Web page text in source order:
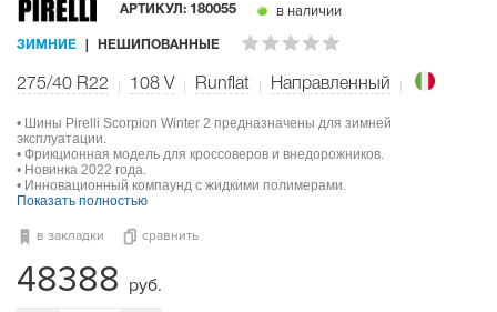
АРТИКУЛ: 180055 в наличии
ЗИМНИЕ НЕШИПОВАННЫЕ
275/40 R22 108 V Runflat Направленный
• Шины Pirelli Scorpion Winter 2 предназначены для зимней
эксплуатации.
• Фрикционная модель для кроссоверов и внедорожников.
• Новинка 2022 года.
• Инновационный компаунд с жидкими полимерами.
Показать полностью
в закладки сравнить
48388 руб.